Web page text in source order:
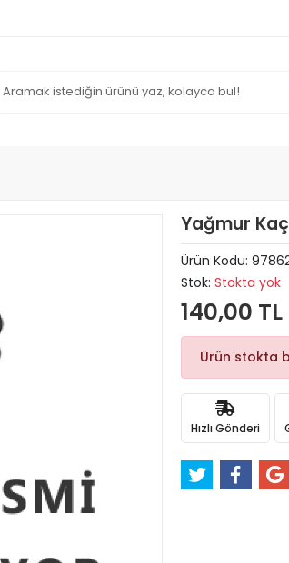
Yağmur
Ürün Kodu:
Stok: Stokta yok
140,00 TL
Ürün stokta
Hızlı Gönderi